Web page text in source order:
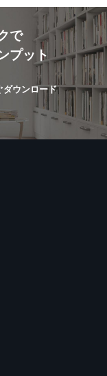
で
プット
ダウンロード